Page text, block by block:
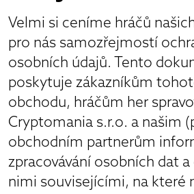
Velmi si ceníme hráčů
pro nás samozřejmostí
osobních údajů. Tento
poskytuje zákazníkům
obchodu, hráčům her
Cryptomania s.r.o. a našim
obchodním partnerům
zpracovávání osobních dat a
nimi souvisejícími, na které